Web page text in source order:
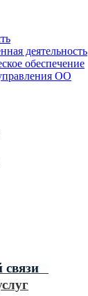
деятельность
обеспечение
ОО